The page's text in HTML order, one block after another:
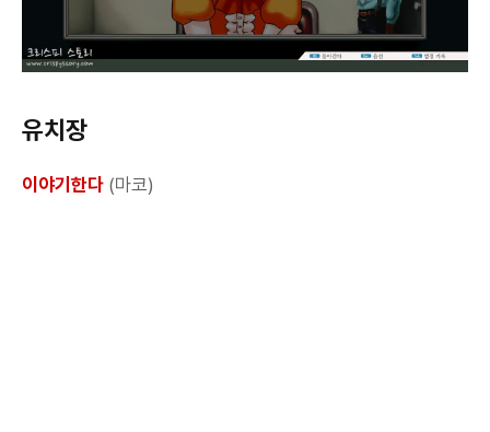
유치장
이야기한다 (마코)